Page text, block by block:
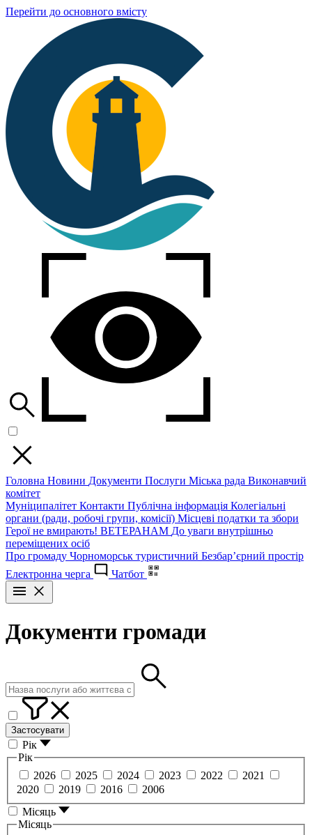
Перейти до основного вмісту
Головна Новини Документи Послуги Міська рада Виконавчий
комітет
Муніципалітет Контакти Публічна інформація Колегіальні
органи (ради, робочі групи, комісії) Місцеві податки та збори
Герої не вмирають! ВЕТЕРАНАМ До уваги внутрішньо
переміщених осіб
Про громаду Чорноморськ туристичний Безбар’єрний простір
Електронна черга
Чатбот
Документи громади
Застосувати
Рік
Рік
2026
2025 2024 2023 2022
2021
2020
2019 2016
2006
Місяць
Місяць